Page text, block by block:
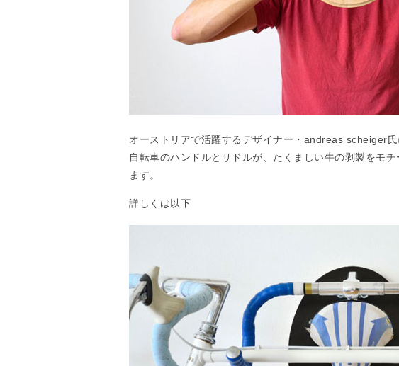
オーストリアで活躍するデザイナー・andreas scheiger
自転車のハンドルとサドルが、たくましい牛の剥製をモ
ます。
詳しくは以下